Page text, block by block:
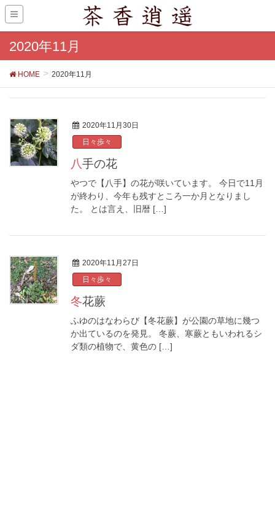
2020年11月
HOME 2020年11月
2020年11月30日
日々歩々
八手の花
やつで【八手】の花が咲いています。 今日で11月
が終わり、今年も残すところ一か月となりまし
た。 とは言え、旧暦 […]
2020年11月27日
日々歩々
冬花蕨
ふゆのはなわらび【冬花蕨】が公園の草地に幾つ
か出ているのを発見。 冬蕨、寒蕨ともいわれるシ
ダ類の植物で、黄色の […]